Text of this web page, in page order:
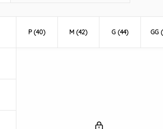
P (40) M (42) G (44) GG